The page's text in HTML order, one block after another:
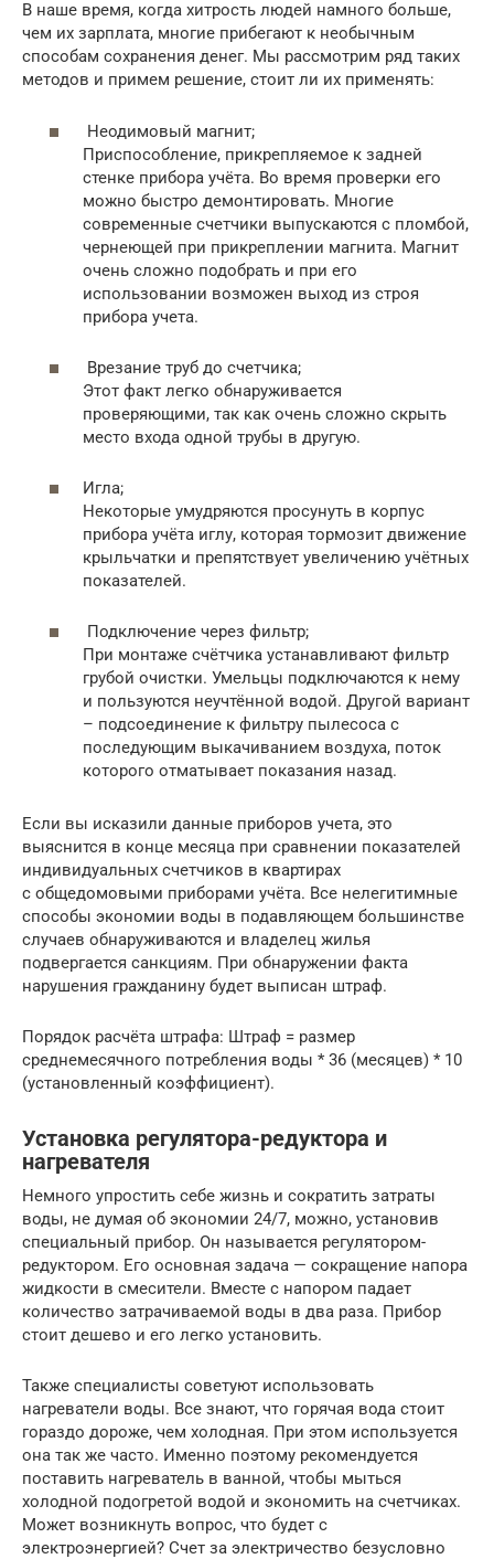
В наше время, когда хитрость людей намного больше,
чем их зарплата, многие прибегают к необычным
способам сохранения денег. Мы рассмотрим ряд таких
методов и примем решение, стоит ли их применять:
Неодимовый магнит;
Приспособление, прикрепляемое к задней
стенке прибора учёта. Во время проверки его
можно быстро демонтировать. Многие
современные счетчики выпускаются с пломбой,
чернеющей при прикреплении магнита. Магнит
очень сложно подобрать и при его
использовании возможен выход из строя
прибора учета.
Врезание труб до счетчика;
Этот факт легко обнаруживается
проверяющими, так как очень сложно скрыть
место входа одной трубы в другую.
Игла;
Некоторые умудряются просунуть в корпус
прибора учёта иглу, которая тормозит движение
крыльчатки и препятствует увеличению учётных
показателей.
Подключение через фильтр;
При монтаже счётчика устанавливают фильтр
грубой очистки. Умельцы подключаются к нему
и пользуются неучтённой водой. Другой вариант
– подсоединение к фильтру пылесоса с
последующим выкачиванием воздуха, поток
которого отматывает показания назад.
Если вы исказили данные приборов учета, это
выяснится в конце месяца при сравнении показателей
индивидуальных счетчиков в квартирах
с общедомовыми приборами учёта. Все нелегитимные
способы экономии воды в подавляющем большинстве
случаев обнаруживаются и владелец жилья
подвергается санкциям. При обнаружении факта
нарушения гражданину будет выписан штраф.
Порядок расчёта штрафа: Штраф = размер
среднемесячного потребления воды * 36 (месяцев) * 10
(установленный коэффициент).
Установка регулятора-редуктора и
нагревателя
Немного упростить себе жизнь и сократить затраты
воды, не думая об экономии 24/7, можно, установив
специальный прибор. Он называется регулятором-
редуктором. Его основная задача — сокращение напора
жидкости в смесители. Вместе с напором падает
количество затрачиваемой воды в два раза. Прибор
стоит дешево и его легко установить.
Также специалисты советуют использовать
нагреватели воды. Все знают, что горячая вода стоит
гораздо дороже, чем холодная. При этом используется
она так же часто. Именно поэтому рекомендуется
поставить нагреватель в ванной, чтобы мыться
холодной подогретой водой и экономить на счетчиках.
Может возникнуть вопрос, что будет с
электроэнергией? Счет за электричество безусловно